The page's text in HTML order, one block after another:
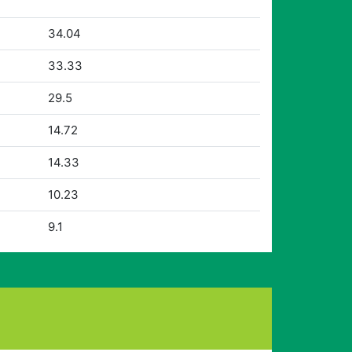
34.04
33.33
29.5
14.72
14.33
10.23
9.1